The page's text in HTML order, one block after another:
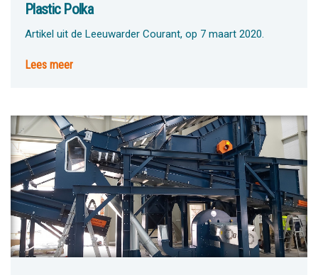
Plastic Polka
Artikel uit de Leeuwarder Courant, op 7 maart 2020.
Lees meer